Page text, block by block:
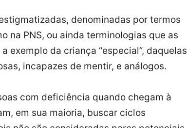
denominadas por termos
na PNS, ou ainda terminologias que as
exemplo da criança “especial”, daquelas
incapazes de mentir, e análogos.
com deficiência quando chegam à
em sua maioria, buscar ciclos